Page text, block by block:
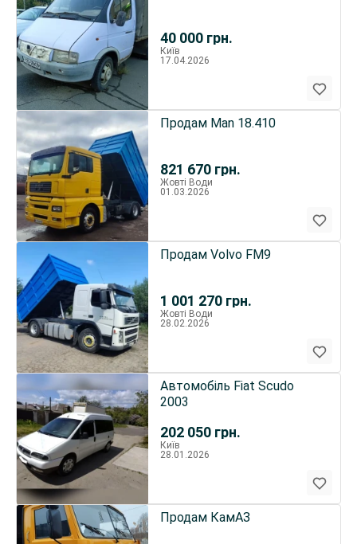
40 000 грн.
Київ
17.04.2026
821 670 грн.
Продам Man 18.410
Жовті Води
01.03.2026
1 001 270 грн.
Продам Volvo FM9
Жовті Води
28.02.2026
202 050 грн.
Автомобiль Fiat Scudo
2003
Київ
28.01.2026
Продам КамАЗ